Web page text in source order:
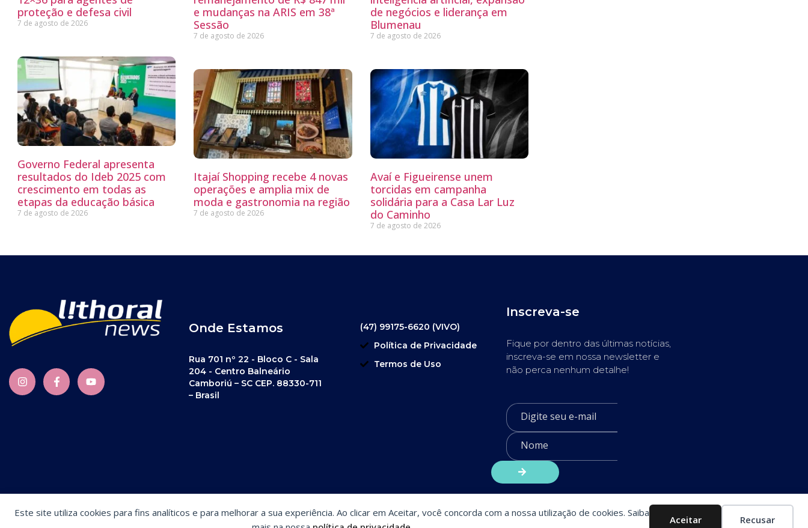
Este site utiliza cookies para fins analíticos e para melhorar a sua experiência. Ao clicar em Aceitar, você concorda com a nossa utilização de cookies. Saiba
Aceitar Recusar
Preferências de cookies
proteção e defesa civil
7 de agosto de 2026
e mudanças na ARIS em 38ª
Sessão
7 de agosto de 2026
de negócios e liderança em
Blumenau
7 de agosto de 2026
Governo Federal apresenta
resultados do Ideb 2025 com
crescimento em todas as
etapas da educação básica
7 de agosto de 2026
Itajaí Shopping recebe 4 novas
operações e amplia mix de
moda e gastronomia na região
7 de agosto de 2026
Avaí e Figueirense unem
torcidas em campanha
solidária para a Casa Lar Luz
do Caminho
7 de agosto de 2026
Onde Estamos
Rua 701 nº 22 - Bloco C - Sala
204 - Centro Balneário
Camboriú – SC CEP. 88330-711
– Brasil
(47) 99175-6620 (VIVO)
Política de Privacidade
Termos de Uso
Inscreva-se
Fique por dentro das últimas notícias,
inscreva-se em nossa newsletter e
não perca nenhum detalhe!